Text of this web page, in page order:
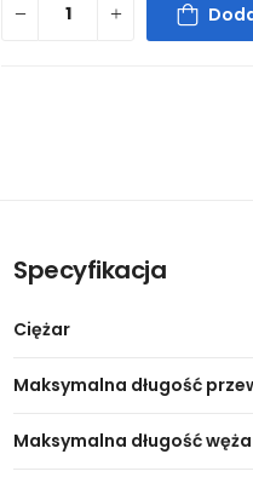
Specyfikacja
Ciężar
Maksymalna długość
Maksymalna długość węża